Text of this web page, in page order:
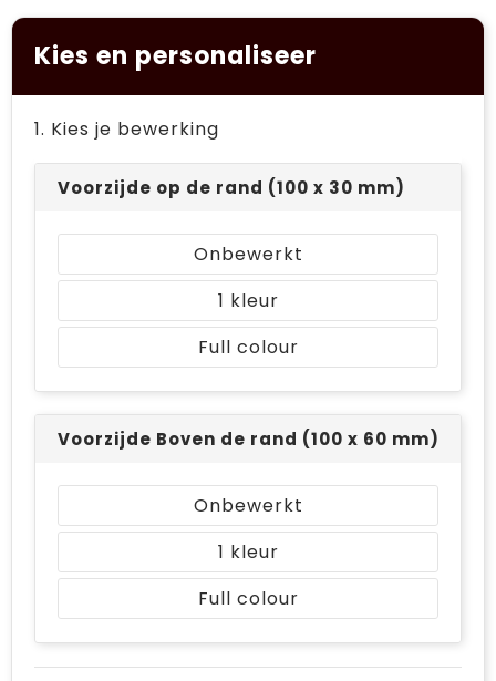
Snoepgoed
Spellen voor binnen en buiten
Veiligheid, Auto en Fiets
Sweaters
Broeken en Rokken
Caps, Hoeden en Mutsen
Kledingaccessoires
Ondergoed en Sokken
Ademhalingsbescherming
Regenkleding
Koffers en Trolleys
Opvouwbare tassen
Katoenen draagtassen
Accessoires voor tassen
Strandtassen
Laptop hoezen en tassen
Schoudertassen
Tablettassen
Kies en personaliseer
1. Kies je bewerking
Voorzijde op de rand (100 x 30 mm)
Onbewerkt
1
Full colour
Voorzijde Boven de rand (100 x 60 mm)
Onbewerkt
1
Full colour